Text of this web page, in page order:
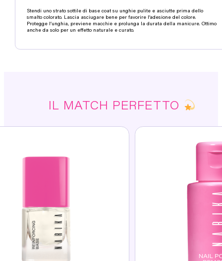
Stendi uno strato sottile di base coat su unghie pulite e asciutte prima dello
smalto colorato. Lascia asciugare bene per favorire l’adesione del colore.
Protegge l’unghia, previene macchie e prolunga la durata della manicure. Ottimo
anche da solo per un effetto naturale e curato.
IL MATCH PERFETTO